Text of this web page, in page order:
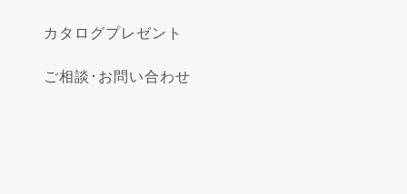
カタログプレゼント
ご相談･お問い合わせ